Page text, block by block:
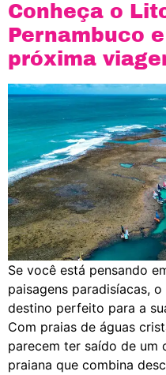
Conheça o
Pernambuco
próxima
Se você está pensando
paisagens paradisíacas,
destino perfeito para a
Com praias de águas
parecem ter saído de
praiana que combina